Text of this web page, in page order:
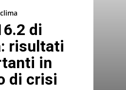
di
risultati
in
di crisi